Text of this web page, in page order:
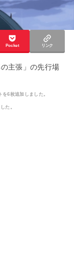
Pocket リンク
主張」の先行場
6枚追加しました。
た。